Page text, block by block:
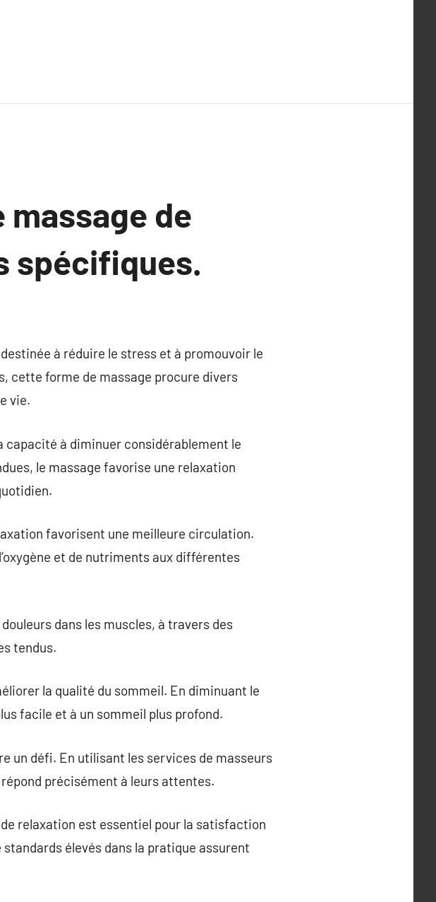
de
spécifiques.
à réduire le stress et à promouvoir le
cette forme de massage procure divers
vie.
capacité à diminuer considérablement le
le massage favorise une relaxation
favorisent une meilleure circulation.
et de nutriments aux différentes
dans les muscles, à travers des
tendus.
la qualité du sommeil. En diminuant le
facile et à un sommeil plus profond.
un défi. En utilisant les services de masseurs
précisément à leurs attentes.
relaxation est essentiel pour la satisfaction
élevés dans la pratique assurent